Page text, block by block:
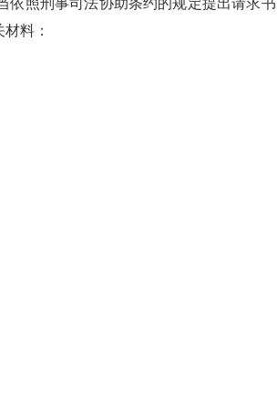
照刑事司法协助条约的规定提出请求
料：